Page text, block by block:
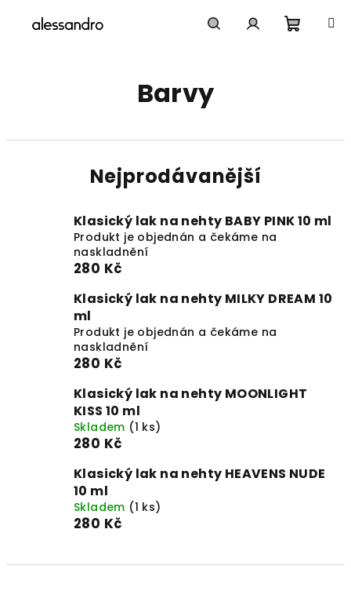
Barvy
Nejprodávanější
Klasický lak na nehty BABY PINK 10 ml
Produkt je objednán a čekáme na
naskladnění
280 Kč
Klasický lak na nehty MILKY DREAM 10
ml
Produkt je objednán a čekáme na
naskladnění
280 Kč
Klasický lak na nehty MOONLIGHT
KISS 10 ml
Skladem (1 ks)
280 Kč
Klasický lak na nehty HEAVENS NUDE
10 ml
Skladem (1 ks)
280 Kč